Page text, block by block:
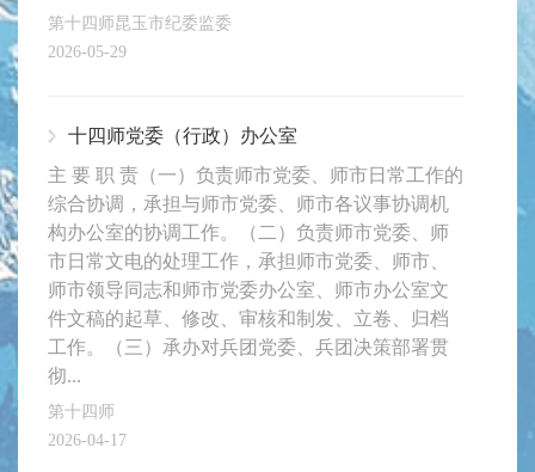
第十四师昆玉市纪委监委
2026-05-29
十四师党委（行政）办公室
主 要 职 责（一）负责师市党委、师市日常工作的
综合协调，承担与师市党委、师市各议事协调机
构办公室的协调工作。（二）负责师市党委、师
市日常文电的处理工作，承担师市党委、师市、
师市领导同志和师市党委办公室、师市办公室文
件文稿的起草、修改、审核和制发、立卷、归档
工作。（三）承办对兵团党委、兵团决策部署贯
彻...
第十四师
2026-04-17